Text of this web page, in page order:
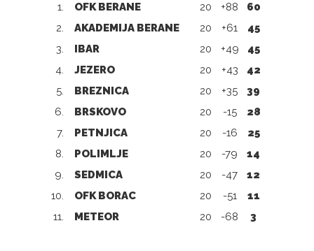
1. OFK BERANE 20 +88
60
2.
AKADEMIJA BERANE 20 +61
45
3.
IBAR 20 +49
45
4.
JEZERO 20 +43
42
5.
BREZNICA 20 +35
39
6.
BRSKOVO 20 -15
28
7.
PETNJICA 20 -16
25
8.
POLIMLJE 20 -79
14
9.
SEDMICA 20 -47
12
10.
OFK BORAC 20 -51
11
11.
METEOR 20 -68 3